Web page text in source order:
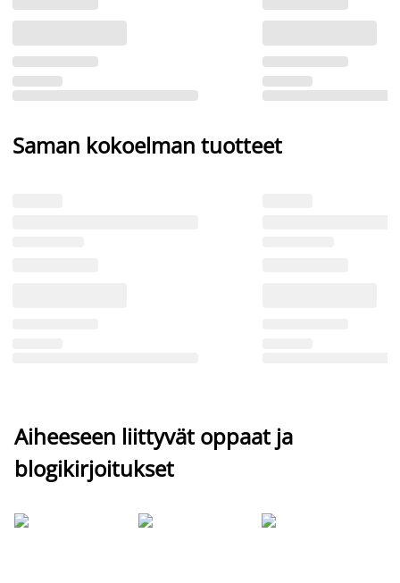
Saman kokoelman tuotteet
Aiheeseen liittyvät oppaat ja
blogikirjoitukset